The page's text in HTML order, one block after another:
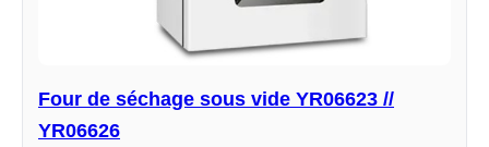
Four de séchage sous vide YR06623 //
YR06626